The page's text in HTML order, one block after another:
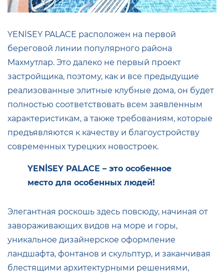
YENİSEY PALACE расположен на первой
береговой линии популярного района
Махмутлар. Это далеко не первый проект
застройщика, поэтому, как и все предыдущие
реализованные элитные клубные дома, он будет
полностью соответствовать всем заявленным
характеристикам, а также требованиям, которые
предъявляются к качеству и благоустройству
современных турецких новостроек.
YENİSEY PALACE – это особенное
место для особенных людей!
Элегантная роскошь здесь повсюду, начиная от
завораживающих видов на море и горы,
уникальное дизайнерское оформление
ландшафта, фонтанов и скульптур, и заканчивая
блестящими архитектурными решениями,